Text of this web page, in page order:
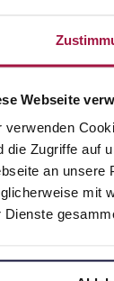
Webseite
verwenden
die Zugriffe auf
an unsere
mit
Dienste